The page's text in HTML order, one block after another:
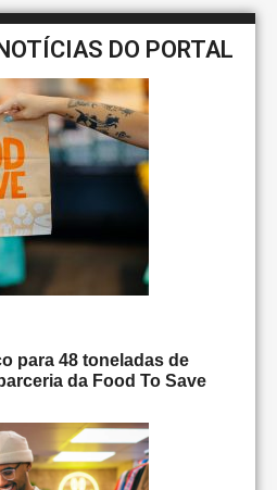
DO PORTAL
para 48 toneladas de
da Food To Save